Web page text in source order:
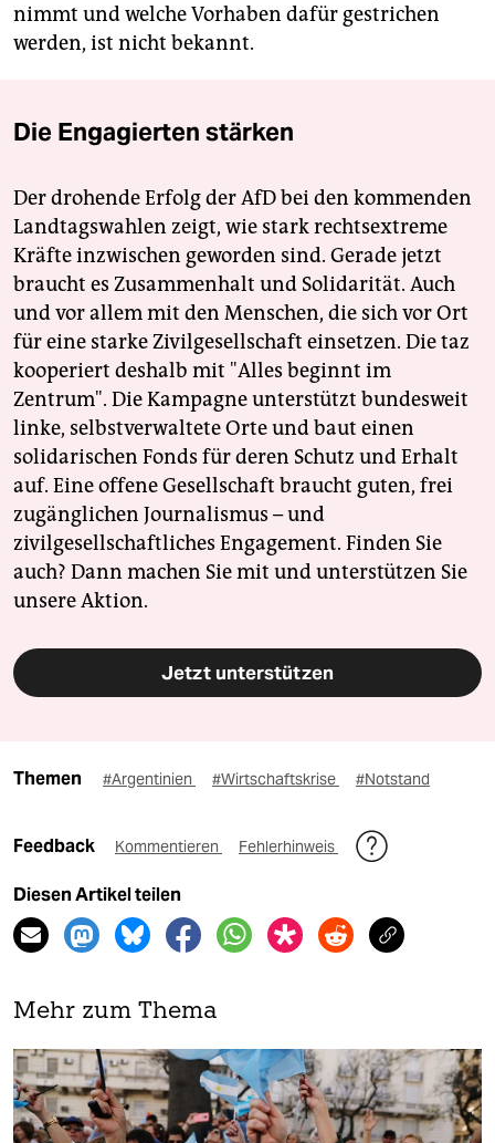
nimmt und welche Vorhaben dafür gestrichen
werden, ist nicht bekannt.
Die Engagierten stärken
Der drohende Erfolg der AfD bei den kommenden
Landtagswahlen zeigt, wie stark rechtsextreme
Kräfte inzwischen geworden sind. Gerade jetzt
braucht es Zusammenhalt und Solidarität. Auch
und vor allem mit den Menschen, die sich vor Ort
für eine starke Zivilgesellschaft einsetzen. Die taz
kooperiert deshalb mit "Alles beginnt im
Zentrum". Die Kampagne unterstützt bundesweit
linke, selbstverwaltete Orte und baut einen
solidarischen Fonds für deren Schutz und Erhalt
auf. Eine offene Gesellschaft braucht guten, frei
zugänglichen Journalismus – und
zivilgesellschaftliches Engagement. Finden Sie
auch? Dann machen Sie mit und unterstützen Sie
unsere Aktion.
Jetzt unterstützen
Themen #Argentinien #Wirtschaftskrise #Notstand
Feedback Kommentieren Fehlerhinweis
Diesen Artikel teilen
Mehr zum Thema